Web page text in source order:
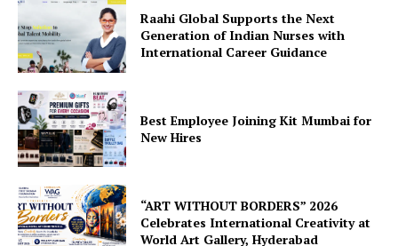
Raahi Global Supports the Next
Generation of Indian Nurses with
International Career Guidance
Best Employee Joining Kit Mumbai for
New Hires
“ART WITHOUT BORDERS” 2026
Celebrates International Creativity at
World Art Gallery, Hyderabad